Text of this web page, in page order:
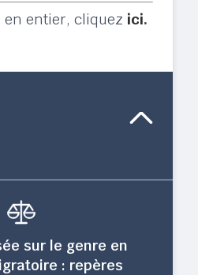
en entier, cliquez ici.
sur le genre en
: repères